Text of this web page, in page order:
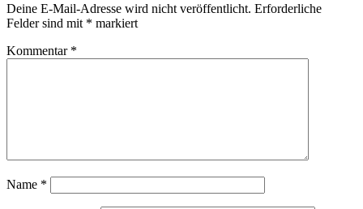
Deine E-Mail-Adresse wird nicht veröffentlicht. Erforderliche
Felder sind mit * markiert
Kommentar *
Name *